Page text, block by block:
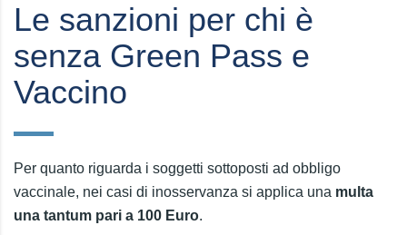
Le sanzioni per chi è
senza Green Pass e
Vaccino
Per quanto riguarda i soggetti sottoposti ad obbligo
vaccinale, nei casi di inosservanza si applica una multa
una tantum pari a 100 Euro.